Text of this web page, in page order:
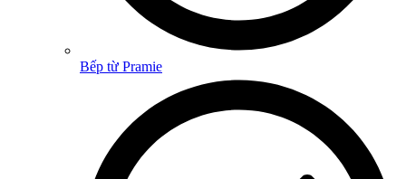
Bếp từ Pramie